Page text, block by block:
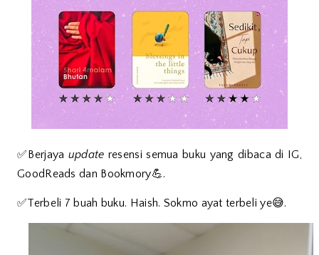
✅Berjaya update resensi semua buku yang dibaca di IG,
GoodReads dan Bookmory💪.
✅Terbeli 7 buah buku. Haish. Sokmo ayat terbeli ye😅.